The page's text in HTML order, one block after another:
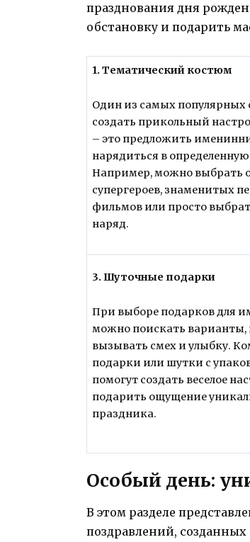
празднования дня
обстановку и подарить
1. Тематический костюм
Один из самых популярных
создать прикольный
– это предложить
нарядиться в
Например, можно выбрать
супергероев, знаменитых
фильмов или просто
наряд.
3. Шуточные подарки
При выборе подарков для
можно поискать варианты,
вызывать смех и улыбку.
подарки или шутки с
помогут создать веселое
подарить ощущение
праздника.
Особый день:
В этом разделе
поздравлений, созданных